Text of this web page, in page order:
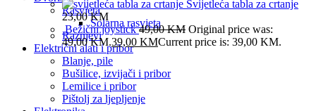
Rasvjeta
Solarna rasvjeta
Raznjevi
Električni alati i pribor
Blanje, pile
Bušilice, izvijači i pribor
Lemilice i pribor
Pištolj za ljepljenje
Svijetleća tabla za crtanje
23,00KM
Bežični joystick49,00KM Original price was:
49,00 KM.39,00 KMCurrent price is: 39,00 KM.